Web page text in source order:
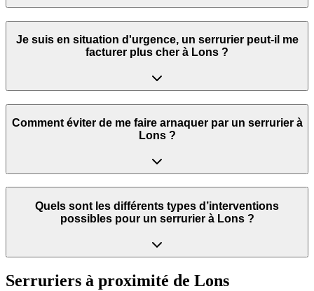
Je suis en situation d'urgence, un serrurier peut‑il me
facturer plus cher à Lons ?
Comment éviter de me faire arnaquer par un serrurier à
Lons ?
Quels sont les différents types d’interventions
possibles pour un serrurier à Lons ?
Serruriers à proximité de Lons